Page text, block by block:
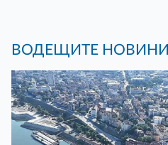
ВОДЕЩИТЕ НОВИНИ